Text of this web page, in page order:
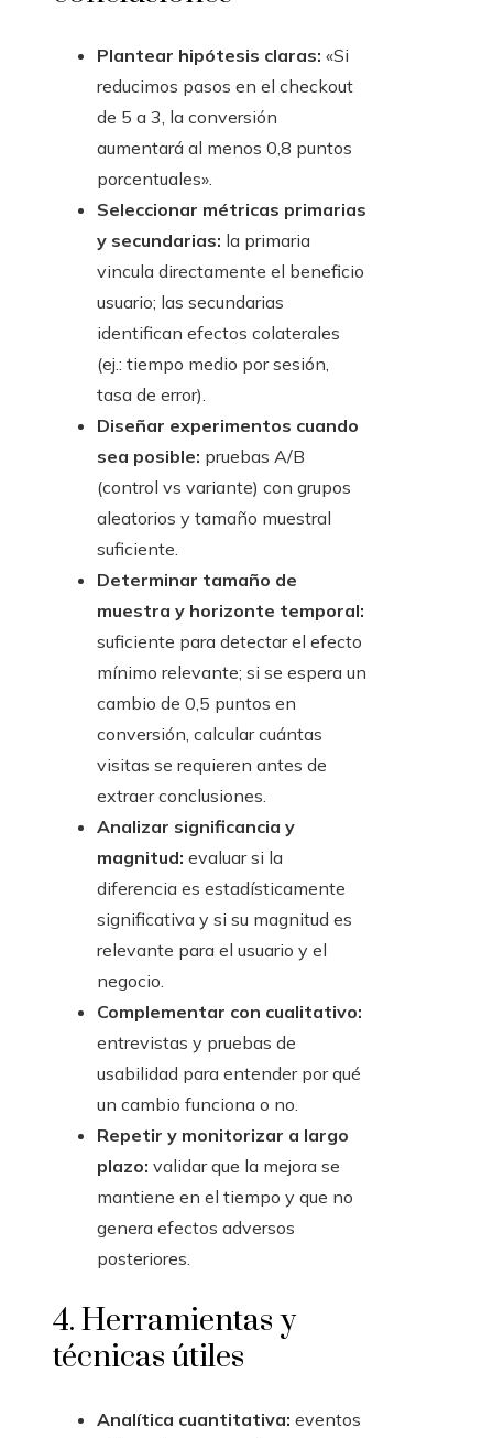
Plantear hipótesis claras: «Si
reducimos pasos en el checkout
de 5 a 3, la conversión
aumentará al menos 0,8 puntos
porcentuales».
Seleccionar métricas primarias
y secundarias: la primaria
vincula directamente el beneficio
usuario; las secundarias
identifican efectos colaterales
(ej.: tiempo medio por sesión,
tasa de error).
Diseñar experimentos cuando
sea posible: pruebas A/B
(control vs variante) con grupos
aleatorios y tamaño muestral
suficiente.
Determinar tamaño de
muestra y horizonte temporal:
suficiente para detectar el efecto
mínimo relevante; si se espera un
cambio de 0,5 puntos en
conversión, calcular cuántas
visitas se requieren antes de
extraer conclusiones.
Analizar significancia y
magnitud: evaluar si la
diferencia es estadísticamente
significativa y si su magnitud es
relevante para el usuario y el
negocio.
Complementar con cualitativo:
entrevistas y pruebas de
usabilidad para entender por qué
un cambio funciona o no.
Repetir y monitorizar a largo
plazo: validar que la mejora se
mantiene en el tiempo y que no
genera efectos adversos
posteriores.
4. Herramientas y
técnicas útiles
Analítica cuantitativa: eventos